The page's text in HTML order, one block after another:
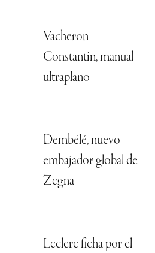
Vacheron
Constantin, manual
ultraplano
Dembélé, nuevo
embajador global de
Zegna
Leclerc ficha por el